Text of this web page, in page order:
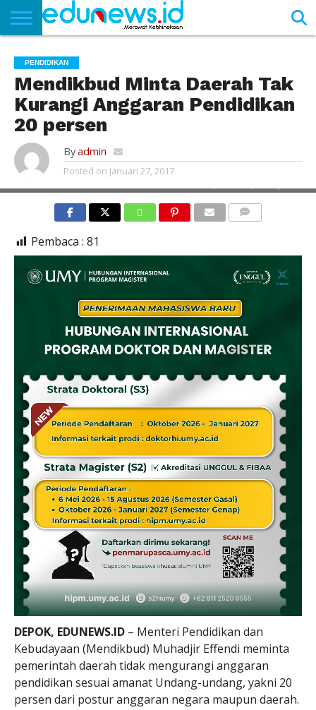
NEWS
EDUNEWS
LITERASI
PUSTAKA
SOSOK
TEKNO
KHASANAH
SASTRA
PENDIDIKAN
Mendikbud Minta Daerah Tak
Kurangi Anggaran Pendidikan
20 persen
Byadmin
Posted on Januari 27, 2017
Pembaca : 81
DEPOK, EDUNEWS.ID– Menteri Pendidikan dan
Kebudayaan (Mendikbud) Muhadjir Effendi meminta
pemerintah daerah tidak mengurangi anggaran
pendidikan sesuai amanat Undang-undang, yakni 20
persen dari postur anggaran negara maupun daerah.